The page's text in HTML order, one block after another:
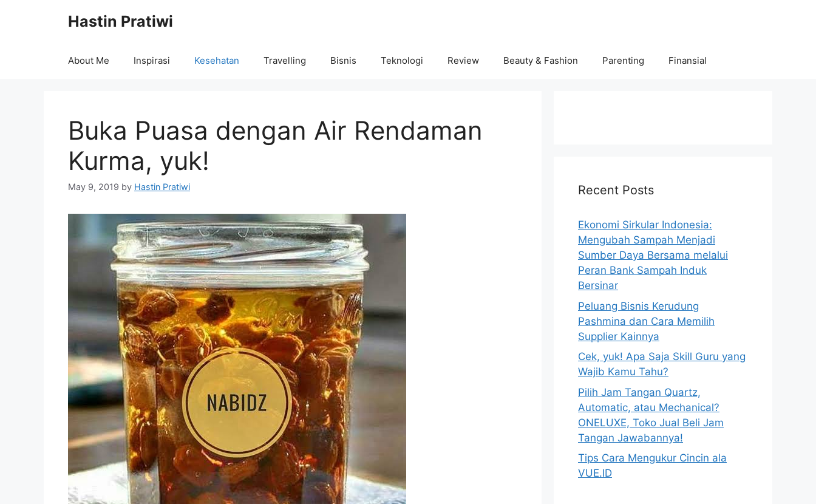
Hastin Pratiwi
About Me Inspirasi Kesehatan Travelling Bisnis Teknologi Review Beauty & Fashion Parenting Finansial
Buka Puasa dengan Air Rendaman
Kurma, yuk!
May 9, 2019 by Hastin Pratiwi Recent Posts
Ekonomi Sirkular Indonesia:
Mengubah Sampah Menjadi
Sumber Daya Bersama melalui
Peran Bank Sampah Induk
Bersinar
Peluang Bisnis Kerudung
Pashmina dan Cara Memilih
Supplier Kainnya
Cek, yuk! Apa Saja Skill Guru yang
Wajib Kamu Tahu?
Pilih Jam Tangan Quartz,
Automatic, atau Mechanical?
ONELUXE, Toko Jual Beli Jam
Tangan Jawabannya!
Tips Cara Mengukur Cincin ala
VUE.ID